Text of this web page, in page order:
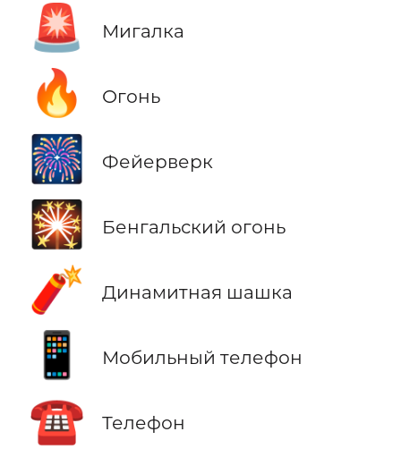
🚨 Мигалка
🔥 Огонь
🎆 Фейерверк
🎇 Бенгальский огонь
🧨 Динамитная шашка
📱 Мобильный телефон
☎️ Телефон